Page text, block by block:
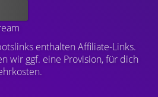
enthalten Affiliate-Links.
wir ggf. eine Provision, für dich